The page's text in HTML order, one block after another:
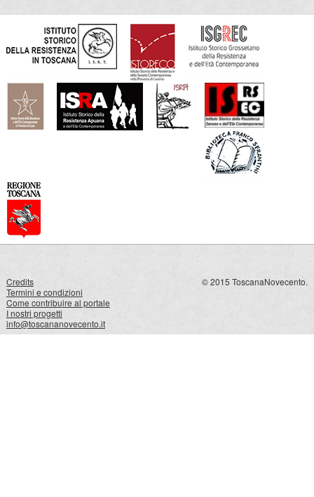
Credits
Termini e condizioni
Come contribuire al portale
I nostri progetti
info@toscananovecento.it
© 2015 ToscanaNovecento.